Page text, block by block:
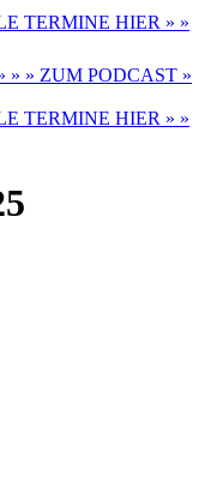
TERMINE HIER » »
» » ZUM PODCAST »
TERMINE HIER » »